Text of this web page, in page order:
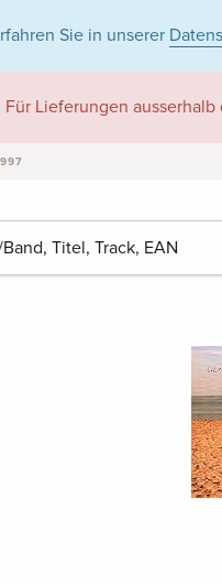
Sie in unserer
Für Lieferungen